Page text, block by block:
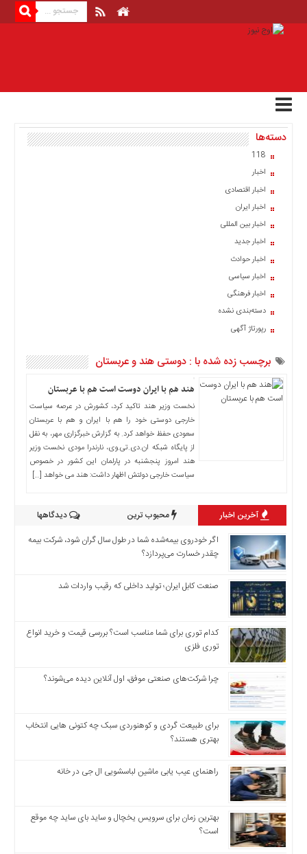
صفحه
اصلی
اخبار
اقتصادی
اقتصادی
سیاسی
اخبار
فرهنگی
اقتصادی
ایران
اخبار
المللی
اخبار
اقتصادی
اخبار
جدید
حوادث
اخبار
سیاسی
اخبار
فرهنگی
دسترسی
سریع
صفحه
اصلی
دسته‌ها
118
اخبار
اخبار اقتصادی
اخبار ایران
اخبار بین المللی
اخبار جدید
اخبار حوادث
اخبار سیاسی
اخبار فرهنگی
دسته‌بندی نشده
رپورتاژ آگهی
برچسب زده شده با : دوستی هند و عربستان
هند هم با ایران دوست است هم با عربستان
نخست وزیر هند تاکید کرد، کشورش در عرصه سیاست
خارجی دوستی خود را هم با ایران و هم با عربستان
سعودی حفظ خواهد کرد. به گزارش خبرگزاری مهر، به نقل
از پایگاه شبکه ان.دی.تی.وی، نارندرا مودی نخست وزیر
هند امروز پنجشنبه در پارلمان این کشور در خصوص
سیاست خارجی دولتش اظهار داشت: هند می خواهد […]
آخرین اخبار محبوب ترین
دیدگاهها
اگر خودروی بیمه‌شده شما در طول سال گران شود، شرکت بیمه
چقدر خسارت می‌پردازد؟
صنعت کابل ایران؛ تولید داخلی که رقیب واردات شد
کدام توری برای شما مناسب است؟ بررسی قیمت و خرید انواع
توری فلزی
چرا شرکت‌های صنعتی موفق، اول آنلاین دیده می‌شوند؟
برای طبیعت گردی و کوهنوردی سبک چه کتونی هایی انتخاب
بهتری هستند؟
راهنمای عیب یابی ماشین لباسشویی ال جی در خانه
بهترین زمان برای سرویس یخچال و ساید بای ساید چه موقع
است؟